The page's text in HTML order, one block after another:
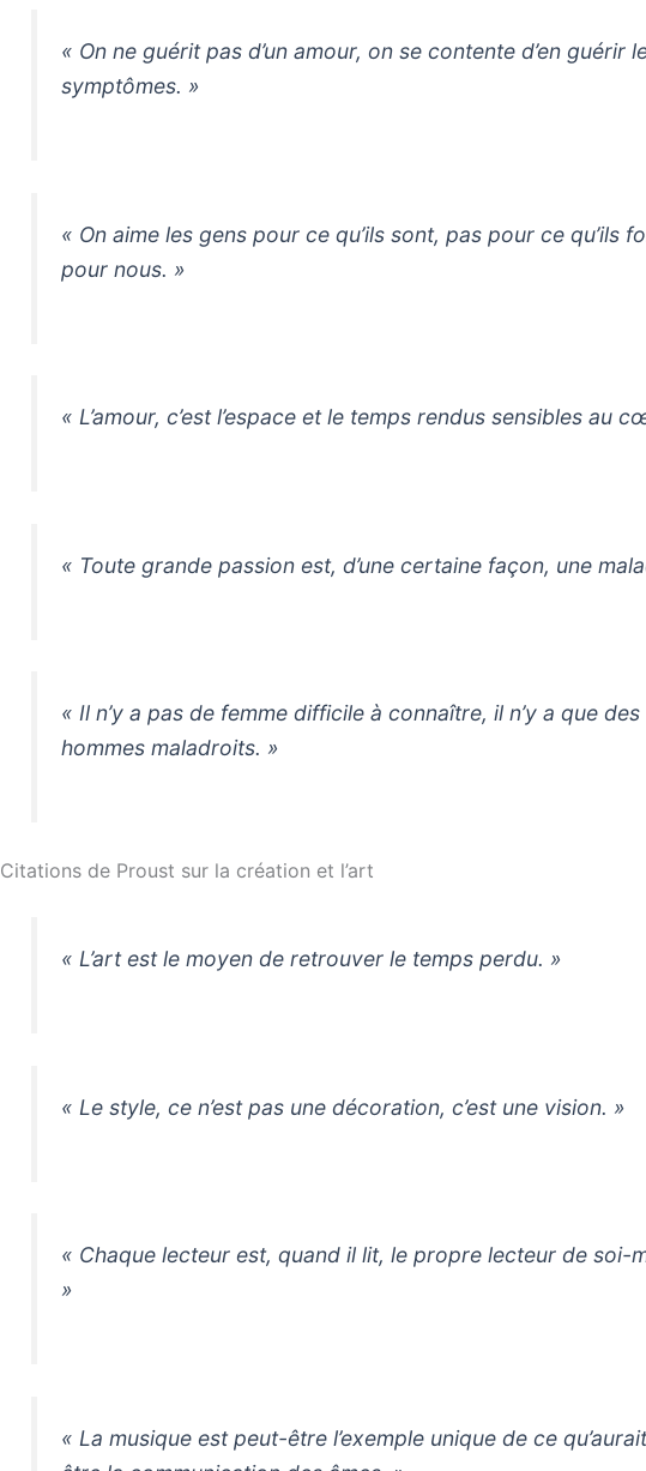
« On ne guérit pas d’un amour, on se contente d’en guérir
symptômes. »
« On aime les gens pour ce qu’ils sont, pas pour ce qu’ils
pour nous. »
« L’amour, c’est l’espace et le temps rendus sensibles au
« Toute grande passion est, d’une certaine façon, une
« Il n’y a pas de femme difficile à connaître, il n’y a que des
hommes maladroits. »
Citations de Proust sur la création et l’art
« L’art est le moyen de retrouver le temps perdu. »
« Le style, ce n’est pas une décoration, c’est une vision. »
« Chaque lecteur est, quand il lit, le propre lecteur de soi-
»
« La musique est peut-être l’exemple unique de ce